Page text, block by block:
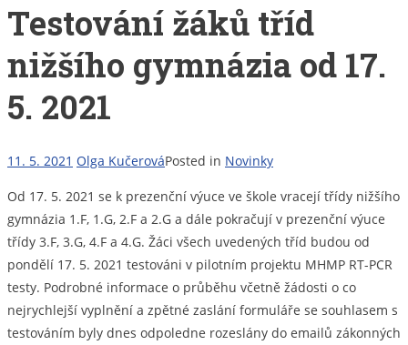
Testování žáků tříd
nižšího gymnázia od 17.
5. 2021
11. 5. 2021 Olga KučerováPosted in Novinky
Od 17. 5. 2021 se k prezenční výuce ve škole vracejí třídy nižšího
gymnázia 1.F, 1.G, 2.F a 2.G a dále pokračují v prezenční výuce
třídy 3.F, 3.G, 4.F a 4.G. Žáci všech uvedených tříd budou od
pondělí 17. 5. 2021 testováni v pilotním projektu MHMP RT-PCR
testy. Podrobné informace o průběhu včetně žádosti o co
nejrychlejší vyplnění a zpětné zaslání formuláře se souhlasem s
testováním byly dnes odpoledne rozeslány do emailů zákonných